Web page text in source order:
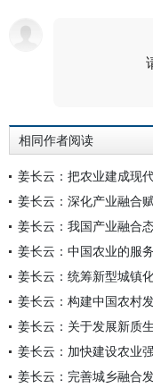
相同作者阅读
姜长云：把农业建成现
姜长云：深化产业融合
姜长云：我国产业融合
姜长云：中国农业的服
姜长云：统筹新型城镇
姜长云：构建中国农村
姜长云：关于发展新质
姜长云：加快建设农业
姜长云：完善城乡融合